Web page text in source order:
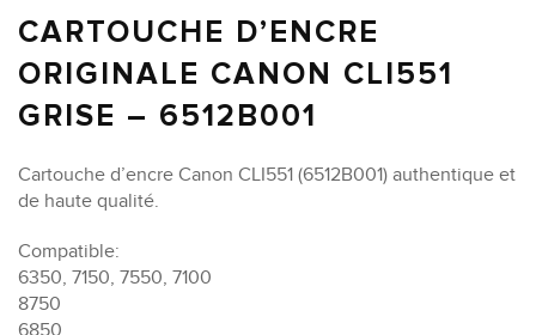
CARTOUCHE D’ENCRE
ORIGINALE CANON CLI551
GRISE – 6512B001
Cartouche d’encre Canon CLI551 (6512B001) authentique et
de haute qualité.
Compatible:
6350, 7150, 7550, 7100
8750
6850